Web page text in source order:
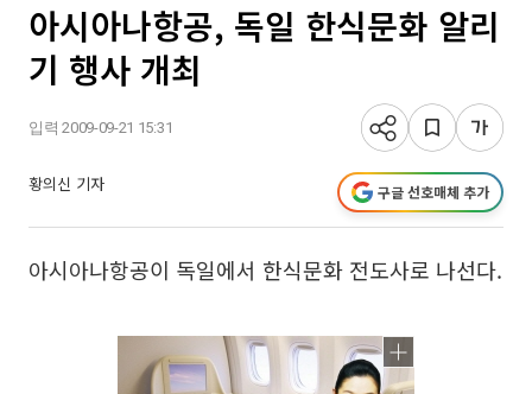
아시아나항공, 독일 한식문화 알리
기 행사 개최
입력 2009-09-21 15:31
황의신 기자 구글 선호매체 추가
아시아나항공이 독일에서 한식문화 전도사로 나선다.